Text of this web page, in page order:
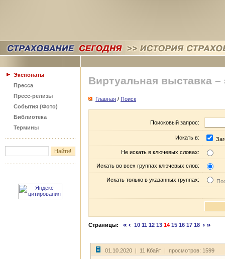
Экспонаты
Пресса
Пресс-релизы
События (Фото)
Библиотека
Термины
Виртуальная выставка –
Главная / Поиск
Поисковый запрос:
Искать в:
Не искать в ключевых словах:
Искать во всех группах ключевых слов:
Искать только в указанных группах:
Страницы: 10 11 12 13 14 15 16 17 18
01.10.2020 | 11 Кбайт | просмотров: 1599